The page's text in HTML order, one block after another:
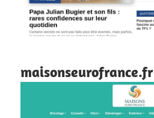
maisonseurofrance.fr